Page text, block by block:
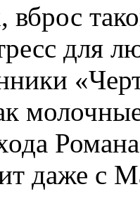
для
даже с